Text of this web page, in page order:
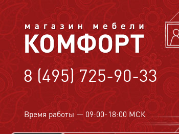
8 (495) 725-90-33
Время работы — 09:00-18:00 МСК